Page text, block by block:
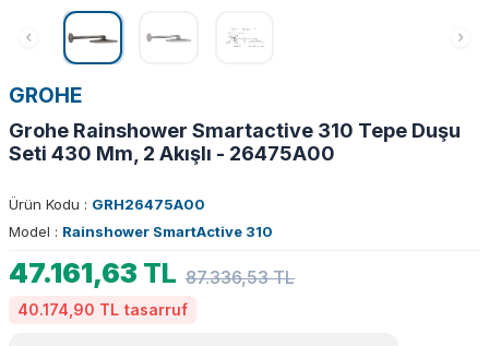
GROHE
Grohe Rainshower Smartactive 310 Tepe Duşu
Seti 430 Mm, 2 Akışlı - 26475A00
Ürün Kodu : GRH26475A00
Model : Rainshower SmartActive 310
47.161,63 TL 87.336,53TL
40.174,90 TL tasarruf